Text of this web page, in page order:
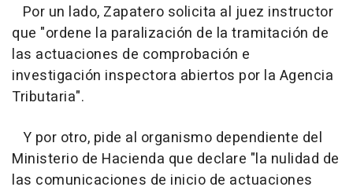
Por un lado, Zapatero solicita al juez instructor
que "ordene la paralización de la tramitación de
las actuaciones de comprobación e
investigación inspectora abiertos por la Agencia
Tributaria".
Y por otro, pide al organismo dependiente del
Ministerio de Hacienda que declare "la nulidad de
las comunicaciones de inicio de actuaciones